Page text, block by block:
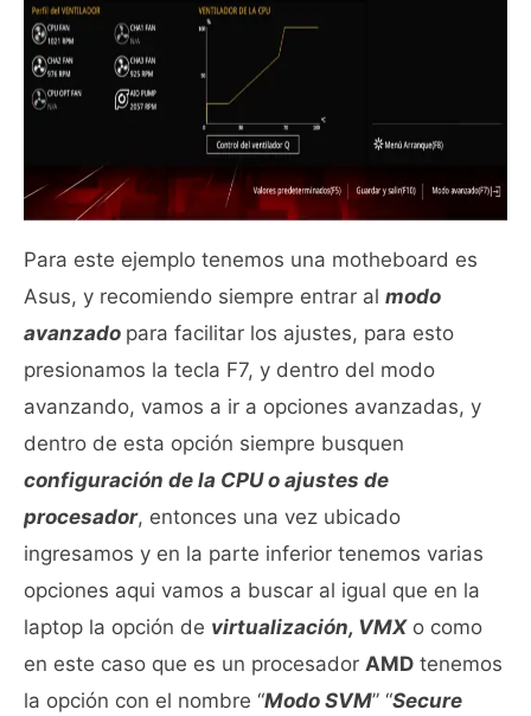
Para este ejemplo tenemos una motheboard es
Asus, y recomiendo siempre entrar al modo
avanzado para facilitar los ajustes, para esto
presionamos la tecla F7, y dentro del modo
avanzando, vamos a ir a opciones avanzadas, y
dentro de esta opción siempre busquen
configuración de la CPU o ajustes de
procesador, entonces una vez ubicado
ingresamos y en la parte inferior tenemos varias
opciones aqui vamos a buscar al igual que en la
laptop la opción de virtualización, VMXo como
en este caso que es un procesador AMD tenemos
la opción con el nombre “Modo SVM” “Secure